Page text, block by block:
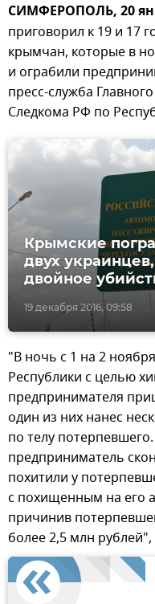
СИМФЕРОПОЛЬ, 20
приговорил к 19 и 17
крымчан, которые в
и ограбили
пресс-служба
Следкома РФ по
19 декабря 2016, 09:58
Крымские
двух
двойное
"В ночь с 1 на 2
Республики с целью
предпринимателя
один из них нанес
по телу
предприниматель
похитили у
с похищенным на его
причинив
более 2,5 млн